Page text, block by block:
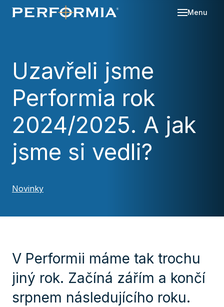
Menu
Uzavřeli jsme
Performia rok
2024/2025. A jak
jsme si vedli?
Novinky
V Performii máme tak trochu
jiný rok. Začíná zářím a končí
srpnem následujícího roku.